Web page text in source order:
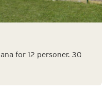
for 12 personer. 30